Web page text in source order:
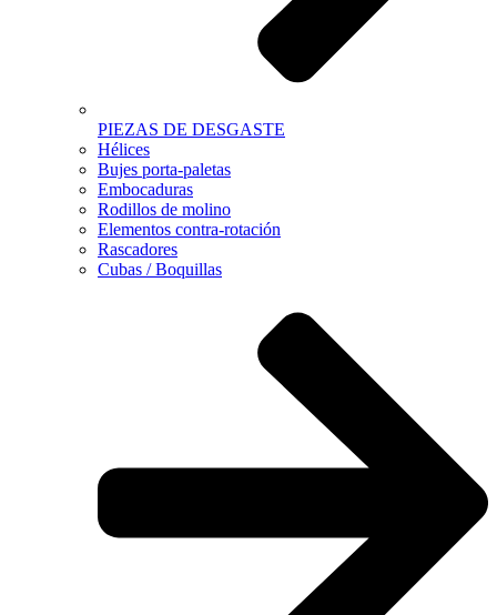
PIEZAS DE DESGASTE
Hélices
Bujes porta-paletas
Embocaduras
Rodillos de molino
Elementos contra-rotación
Rascadores
Cubas / Boquillas